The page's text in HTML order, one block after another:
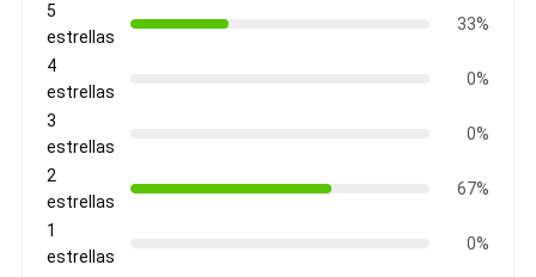
5
estrellas
33%
4
estrellas
0%
3
estrellas
0%
2
estrellas
67%
1
estrellas
0%